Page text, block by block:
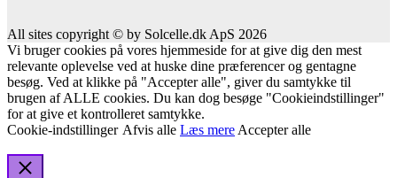
All sites copyright © by Solcelle.dk ApS 2026
Vi bruger cookies på vores hjemmeside for at give dig den mest
relevante oplevelse ved at huske dine præferencer og gentagne
besøg. Ved at klikke på "Accepter alle", giver du samtykke til
brugen af ALLE cookies. Du kan dog besøge "Cookieindstillinger"
for at give et kontrolleret samtykke.
Cookie-indstillinger Afvis alle Læs mereAccepter alle